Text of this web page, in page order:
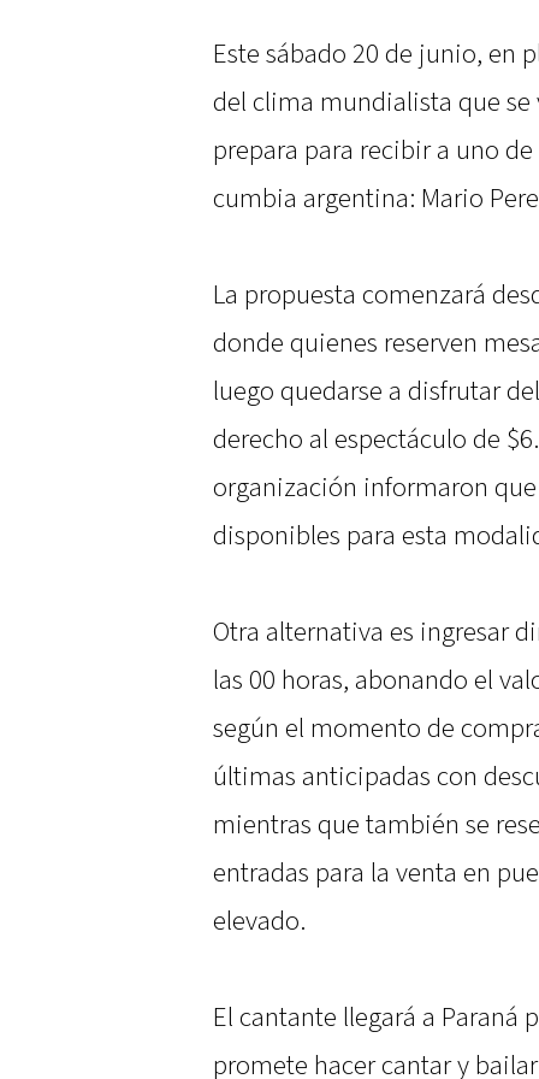
Este sábado 20 de junio, en
del clima mundialista que se
prepara para recibir a uno
cumbia argentina: Mario
La propuesta comenzará
donde quienes reserven
luego quedarse a disfrutar
derecho al espectáculo de
organización informaron
disponibles para esta
Otra alternativa es ingresar
las 00 horas, abonando el
según el momento de
últimas anticipadas con
mientras que también se
entradas para la venta en
elevado.
El cantante llegará a Paraná
promete hacer cantar y